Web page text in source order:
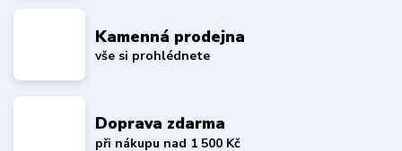
Kamenná prodejna
vše si prohlédnete
Doprava zdarma
při nákupu nad 1 500 Kč